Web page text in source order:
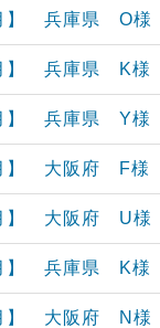
】 兵庫県 O様
】 兵庫県 K様
】 兵庫県 Y様
】 大阪府 F様
】 大阪府 U様
】 兵庫県 K様
】 大阪府 N様